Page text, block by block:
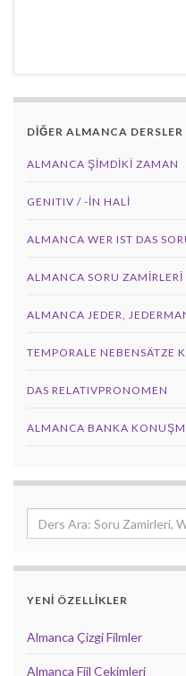
DİĞER ALMANCA DERSLER
ALMANCA ŞIMDIKI ZAMAN
GENITIV / -İN HALİ
ALMANCA WER IST DAS
ALMANCA SORU ZAMIRLERI
ALMANCA JEDER,
TEMPORALE NEBENSÄTZE
DAS RELATIVPRONOMEN
ALMANCA BANKA
YENİ ÖZELLİKLER
Almanca Çizgi Filmler
Almanca Fiil Çekimleri